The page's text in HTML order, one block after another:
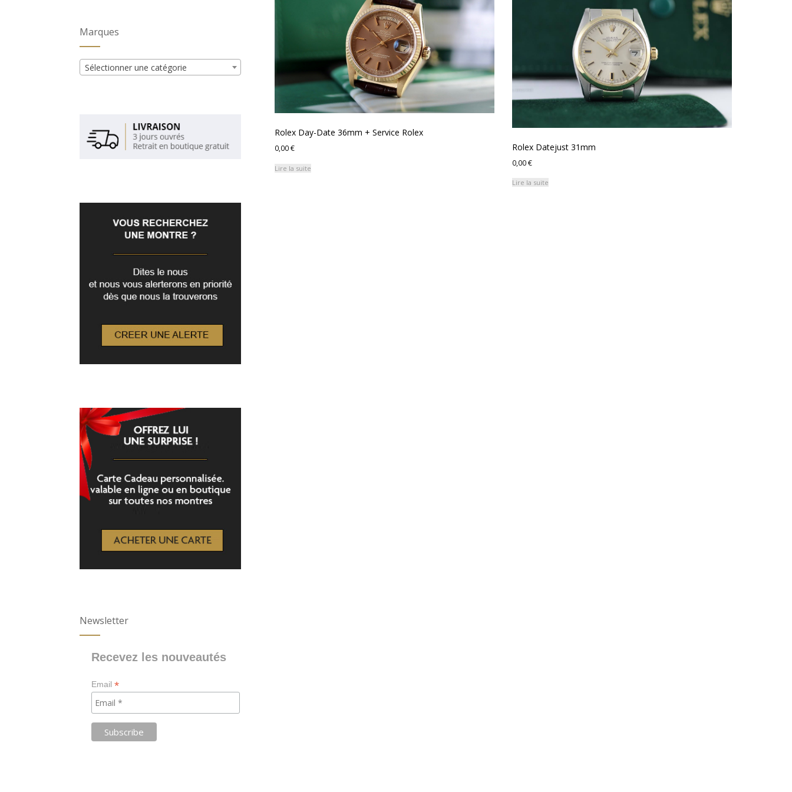
ancien
Rolex Day-Date 36mm + Service Rolex
0,00€
Lire la suite
Rolex Datejust 31mm
0,00€
Lire la suite
Marques
Sélectionner une catégorie
Newsletter
Recevez les nouveautés
Email*